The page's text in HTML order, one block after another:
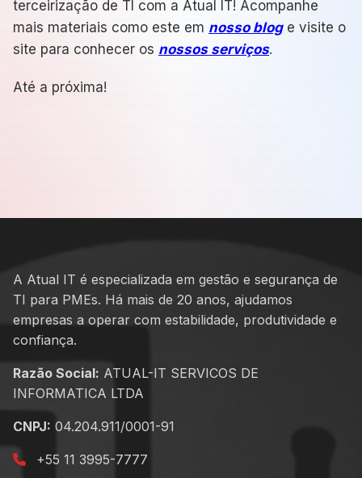
terceirização de TI com a Atual IT! Acompanhe
mais materiais como este em nosso bloge visite o
site para conhecer os nossos serviços.
Até a próxima!
A Atual IT é especializada em gestão e segurança de
TI para PMEs. Há mais de 20 anos, ajudamos
empresas a operar com estabilidade, produtividade e
confiança.
Razão Social: ATUAL-IT SERVICOS DE
INFORMATICA LTDA
CNPJ: 04.204.911/0001-91
+55 11 3995-7777